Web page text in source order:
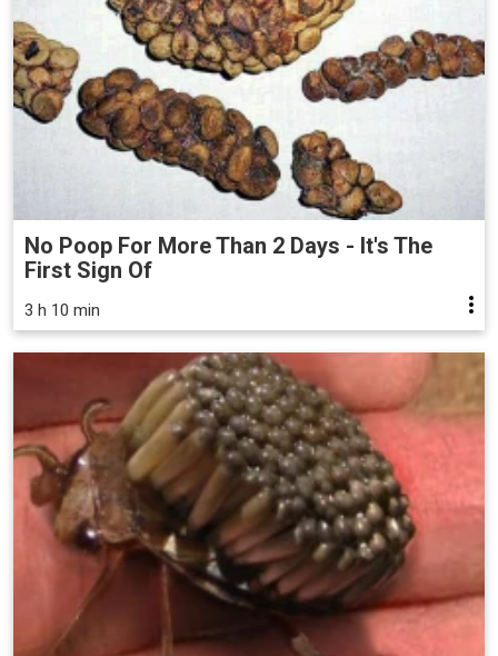
No Poop For More Than 2 Days - It's The
First Sign Of
3 h 10 min